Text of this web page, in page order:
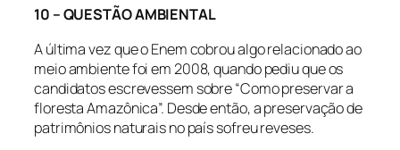
10 – QUESTÃO AMBIENTAL
A última vez que o Enem cobrou algo relacionado ao
meio ambiente foi em 2008, quando pediu que os
candidatos escrevessem sobre “Como preservar a
floresta Amazônica”. Desde então, a preservação de
patrimônios naturais no país sofreu reveses.